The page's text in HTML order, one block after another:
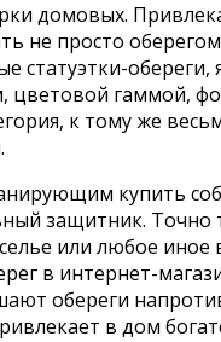
домовых.
не просто
обереги,
гаммой,
к тому же
купить
защитник. Точно
или любое иное
в интернет-
обереги
в дом